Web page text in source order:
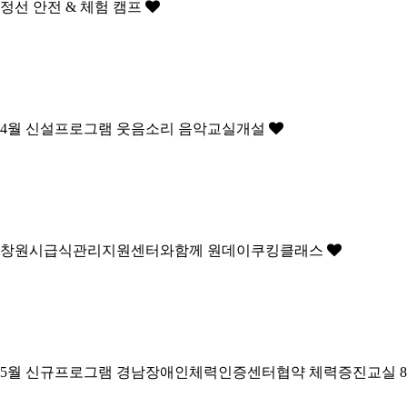
정선 안전 & 체험 캠프
4월 신설프로그램 웃음소리 음악교실개설
창원시급식관리지원센터와함께 원데이쿠킹클래스
5월 신규프로그램 경남장애인체력인증센터협약 체력증진교실